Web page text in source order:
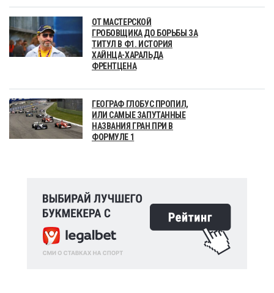
ОТ МАСТЕРСКОЙ
ГРОБОВЩИКА ДО БОРЬБЫ ЗА
ТИТУЛ В Ф1. ИСТОРИЯ
ХАЙНЦА-ХАРАЛЬДА
ФРЕНТЦЕНА
ГЕОГРАФ ГЛОБУС ПРОПИЛ,
ИЛИ САМЫЕ ЗАПУТАННЫЕ
НАЗВАНИЯ ГРАН ПРИ В
ФОРМУЛЕ 1